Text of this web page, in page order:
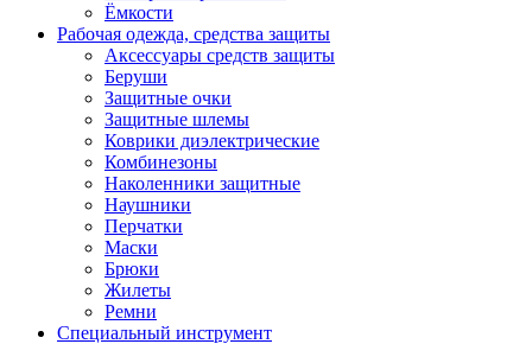
Ёмкости
Рабочая одежда, средства защиты
Аксессуары средств защиты
Беруши
Защитные очки
Защитные шлемы
Коврики диэлектрические
Комбинезоны
Наколенники защитные
Наушники
Перчатки
Маски
Брюки
Жилеты
Ремни
Специальный инструмент